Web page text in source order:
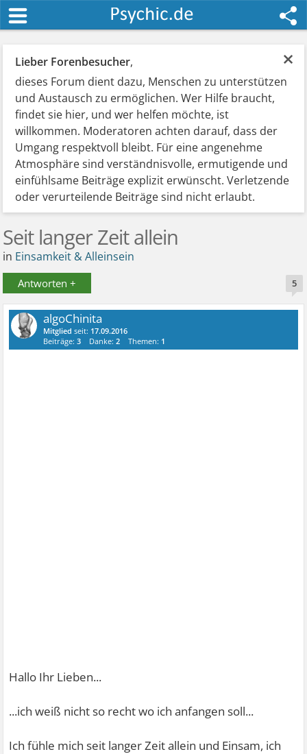
×
Lieber Forenbesucher,
dieses Forum dient dazu, Menschen zu unterstützen
und Austausch zu ermöglichen. Wer Hilfe braucht,
findet sie hier, und wer helfen möchte, ist
willkommen. Moderatoren achten darauf, dass der
Umgang respektvoll bleibt. Für eine angenehme
Atmosphäre sind verständnisvolle, ermutigende und
einfühlsame Beiträge explizit erwünscht. Verletzende
oder verurteilende Beiträge sind nicht erlaubt.
Seit langer Zeit allein
in Einsamkeit & Alleinsein
Antworten + 5
algoChinita
Mitglied seit: 17.09.2016
Beiträge:3 Danke:2 Themen: 1
Hallo Ihr Lieben...
...ich weiß nicht so recht wo ich anfangen soll...
Ich fühle mich seit langer Zeit allein und Einsam, ich